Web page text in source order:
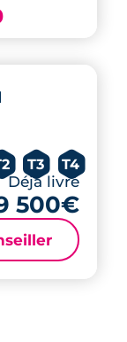
T3 T4
Déjà livré
500€